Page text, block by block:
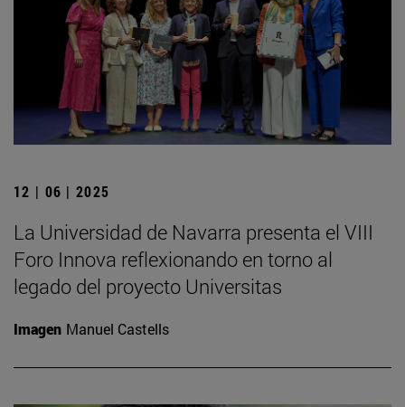
12 | 06 | 2025
La Universidad de Navarra presenta el VIII
Foro Innova reflexionando en torno al
legado del proyecto Universitas
Imagen Manuel Castells